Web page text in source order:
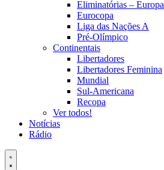
Eliminatórias – Europa
Eurocopa
Liga das Nações A
Pré-Olímpico
Continentais
Libertadores
Libertadores Feminina
Mundial
Sul-Americana
Recopa
Ver todos!
Notícias
Rádio